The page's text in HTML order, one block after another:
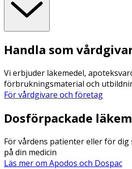
Handla som
Vi erbjuder läkemedel,
förbrukningsmaterial och
För vårdgivare och företag
Dosförpackade
För vårdens patienter eller för
på din medicin
Läs mer om Apodos och Dospac